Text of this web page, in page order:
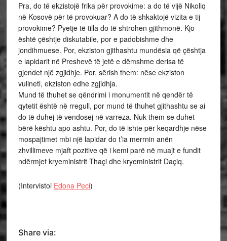
Pra, do të ekzistojë frika për provokime: a do të vijë Nikoliq
në Kosovë për të provokuar? A do të shkaktojë vizita e tij
provokime? Pyetje të tilla do të shtrohen gjithmonë. Kjo
është çështje diskutabile, por e padobishme dhe
jondihmuese. Por, ekziston gjithashtu mundësia që çështja
e lapidarit në Preshevë të jetë e dëmshme derisa të
gjendet një zgjidhje. Por, sërish them: nëse ekziston
vullneti, ekziston edhe zgjidhja.
Mund të thuhet se qëndrimi i monumentit në qendër të
qytetit është në rregull, por mund të thuhet gjithashtu se ai
do të duhej të vendosej në varreza. Nuk them se duhet
bërë kështu apo ashtu. Por, do të ishte për keqardhje nëse
mospajtimet mbi një lapidar do t’ia merrnin anën
zhvillimeve mjaft pozitive që i kemi parë në muajt e fundit
ndërmjet kryeministrit Thaçi dhe kryeministrit Daçiq.
(Intervistoi Edona Peci)
Share via: